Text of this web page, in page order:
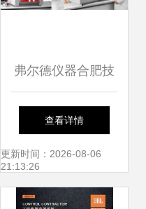
弗尔德仪器合肥技
术交流会圆满成功
深度交流，共创未
来
查看详情
更新时间：2026-08-06
21:13:26